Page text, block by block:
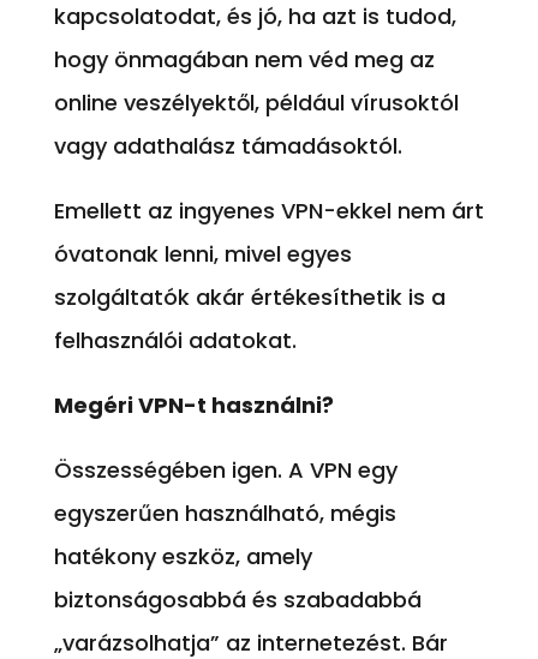
kapcsolatodat, és jó, ha azt is tudod,
hogy önmagában nem véd meg az
online veszélyektől, például vírusoktól
vagy adathalász támadásoktól.
Emellett az ingyenes VPN-ekkel nem árt
óvatonak lenni, mivel egyes
szolgáltatók akár értékesíthetik is a
felhasználói adatokat.
Megéri VPN-t használni?
Összességében igen. A VPN egy
egyszerűen használható, mégis
hatékony eszköz, amely
biztonságosabbá és szabadabbá
„varázsolhatja” az internetezést. Bár